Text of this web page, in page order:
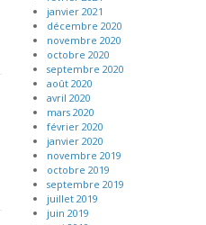
janvier 2021
décembre 2020
novembre 2020
octobre 2020
septembre 2020
août 2020
avril 2020
mars 2020
février 2020
janvier 2020
novembre 2019
octobre 2019
septembre 2019
juillet 2019
juin 2019